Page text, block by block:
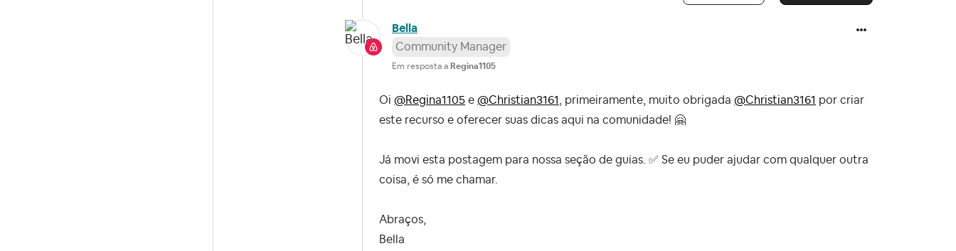
Bella
Community Manager
Em resposta a Regina1105
Oi @Regina1105 e @Christian3161 , primeiramente, muito obrigada @Christian3161 por criar
este recurso e oferecer suas dicas aqui na comunidade! 🤗
Já movi esta postagem para nossa seção de guias. ✅ Se eu puder ajudar com qualquer outra
coisa, é só me chamar.
Abraços,
Bella